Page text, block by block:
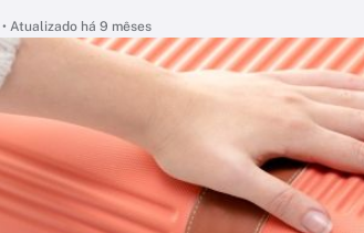
• Atualizado há 9 mêses